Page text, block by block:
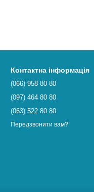
Контактна інформація
(066) 958 80 80
(097) 464 80 80
(063) 522 80 80
Передзвонити вам?